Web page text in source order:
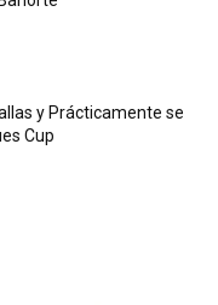
y Prácticamente se
Cup